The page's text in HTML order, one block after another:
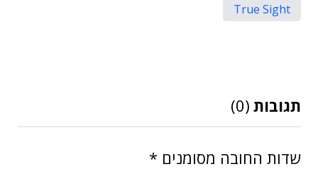
True Sight
תגובות (0)
שדות החובה מסומנים *